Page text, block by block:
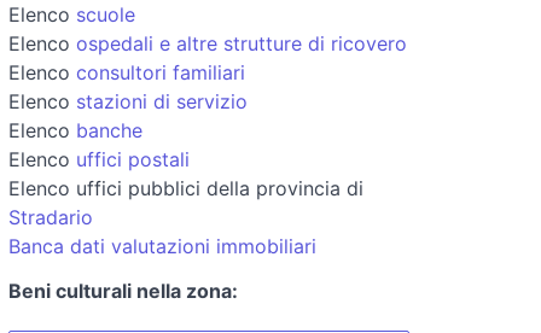
Elenco scuole
Elenco ospedali e altre strutture di ricovero
Elenco consultori familiari
Elenco stazioni di servizio
Elenco banche
Elenco uffici postali
Elenco uffici pubblici della provincia di
Stradario
Banca dati valutazioni immobiliari
Beni culturali nella zona: